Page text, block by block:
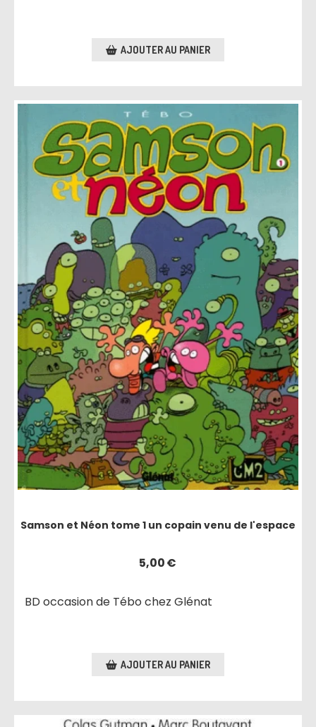
AJOUTER AU PANIER
Samson et Néon tome 1 un copain venu de l'espace
5,00€
BD occasion de Tébo chez Glénat
AJOUTER AU PANIER